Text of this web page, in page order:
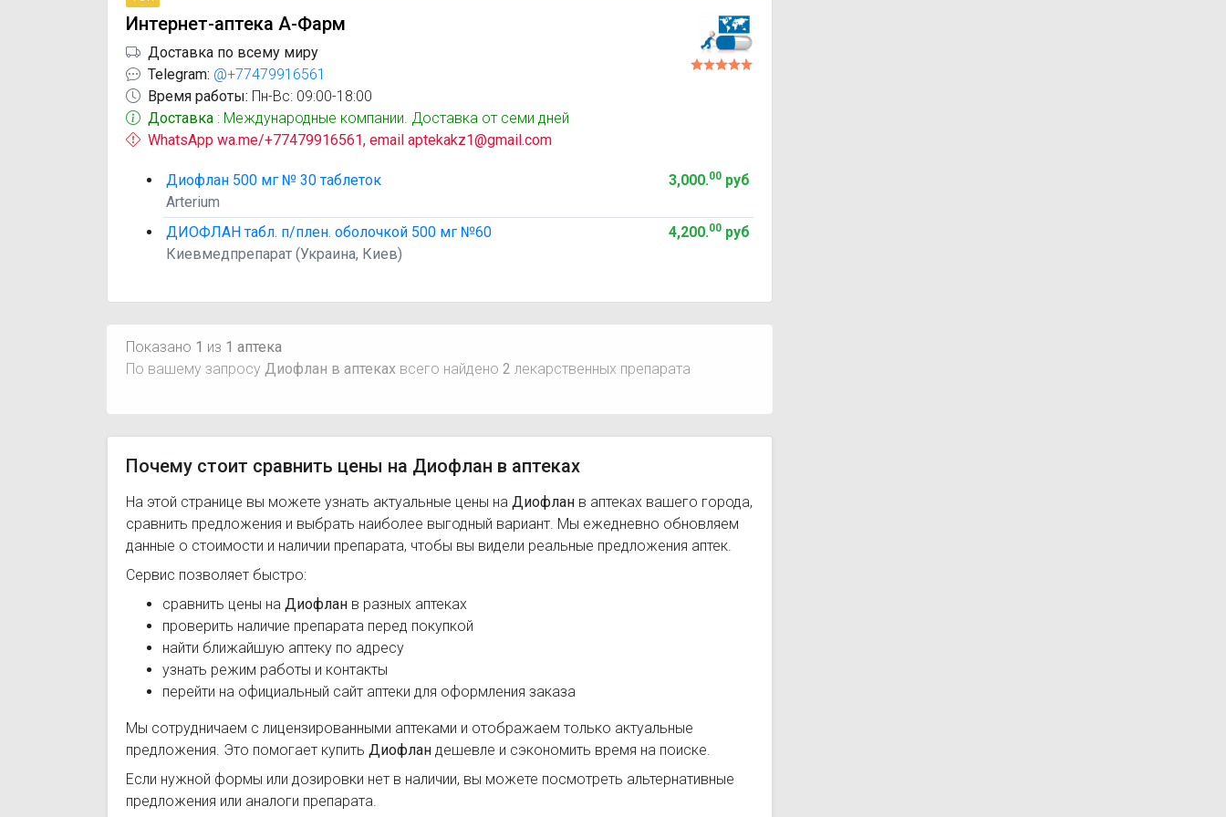
Интернет-аптека А-Фарм
Доставка по всему миру
Telegram: @+77479916561
Время работы: Пн-Вс: 09:00-18:00
Доставка : Международные компании. Доставка от семи дней
WhatsApp wa.me/+77479916561, email aptekakz1@gmail.com
Диофлан 500 мг № 30 таблеток
Arterium
3,000.00руб
ДИОФЛАН табл. п/плен. оболочкой 500 мг №60
Киевмедпрепарат (Украина, Киев)
4,200.00руб
Показано 1 из 1 аптека
По вашему запросу Диофлан в аптеках всего найдено 2 лекарственных препарата
Почему стоит сравнить цены на Диофлан в аптеках
На этой странице вы можете узнать актуальные цены на Диофлан в аптеках вашего города,
сравнить предложения и выбрать наиболее выгодный вариант. Мы ежедневно обновляем
данные о стоимости и наличии препарата, чтобы вы видели реальные предложения аптек.
Сервис позволяет быстро:
сравнить цены на Диофлан в разных аптеках
проверить наличие препарата перед покупкой
найти ближайшую аптеку по адресу
узнать режим работы и контакты
перейти на официальный сайт аптеки для оформления заказа
Мы сотрудничаем с лицензированными аптеками и отображаем только актуальные
предложения. Это помогает купить Диофлан дешевле и сэкономить время на поиске.
Если нужной формы или дозировки нет в наличии, вы можете посмотреть альтернативные
предложения или аналоги препарата.